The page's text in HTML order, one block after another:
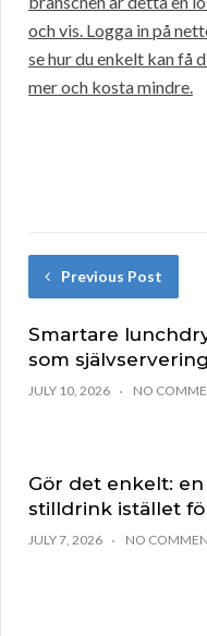
och vis. Logga in på
se hur du enkelt kan få
mer och kosta mindre.
Previous Post
Smartare
som självservering
JULY 10, 2026 NO
Gör det enkelt:
stilldrink istället
JULY 7, 2026 NO